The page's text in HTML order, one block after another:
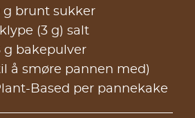
g brunt sukker
klype (3 g) salt
g bakepulver
å smøre pannen med)
Based per pannekake